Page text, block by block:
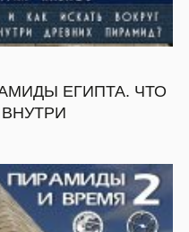
ЕГИПТА. ЧТО